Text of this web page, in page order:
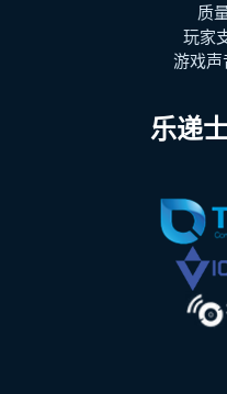
质
玩家
游戏声
乐递